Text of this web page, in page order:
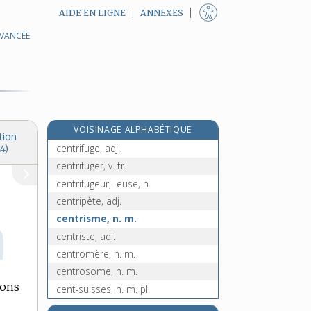
AIDE EN LIGNE ANNEXES
VOISINAGE ALPHABÉTIQUE
centrifugation, n. f.
centrifuge, adj.
centrifuger, v. tr.
centrifugeur, -euse, n.
centripète, adj.
centrisme, n. m.
centriste, adj.
centromère, n. m.
centrosome, n. m.
cent-suisses, n. m. pl.
centumvir, n. m.